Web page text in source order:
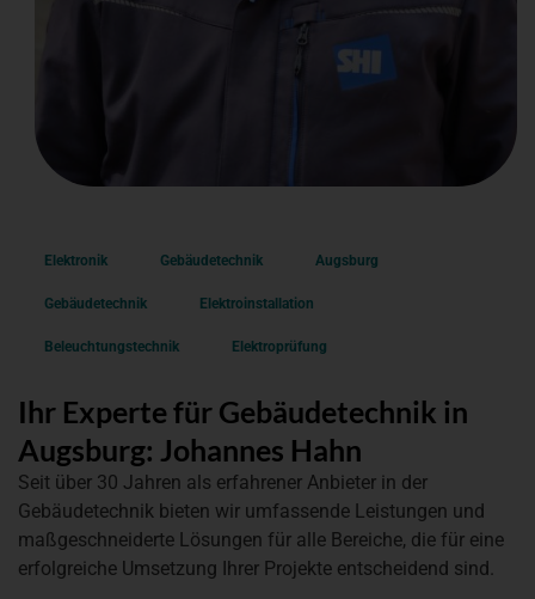
Elektronik Gebäudetechnik Augsburg
Gebäudetechnik Elektroinstallation
Beleuchtungstechnik Elektroprüfung
Ihr Experte für Gebäudetechnik in
Augsburg: Johannes Hahn
Seit über 30 Jahren als erfahrener Anbieter in der
Gebäudetechnik bieten wir umfassende Leistungen und
maßgeschneiderte Lösungen für alle Bereiche, die für eine
erfolgreiche Umsetzung Ihrer Projekte entscheidend sind.